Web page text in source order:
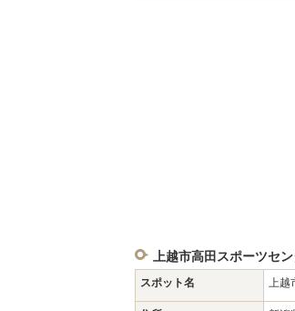
上越市高田スポーツセ
スポット名 上越